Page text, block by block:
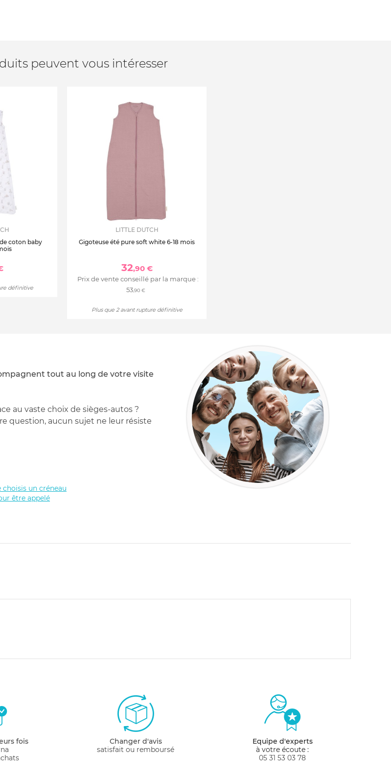
peuvent vous intéresser
coton baby
définitive
LITTLE DUTCH
Gigoteuse été pure soft white 6-18 mois
32,90 €
Prix de vente conseillé par la marque :
53,90 €
Plus que 2 avant rupture définitive
tout au long de votre visite
au vaste choix de sièges-autos ?
question, aucun sujet ne leur résiste
choisis un créneau
être appelé
fois
Changer d'avis
satisfait ou remboursé
Equipe d'experts
à votre écoute :
05 31 53 03 78